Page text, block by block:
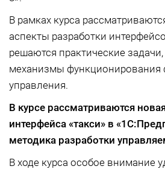
В рамках курса
аспекты разработки
решаются практические
механизмы функционирования
управления.
В курсе рассматриваются
интерфейса «такси» в
методика разработки
В ходе курса особое внимание